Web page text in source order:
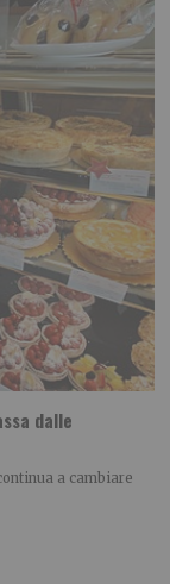
dalle
a cambiare